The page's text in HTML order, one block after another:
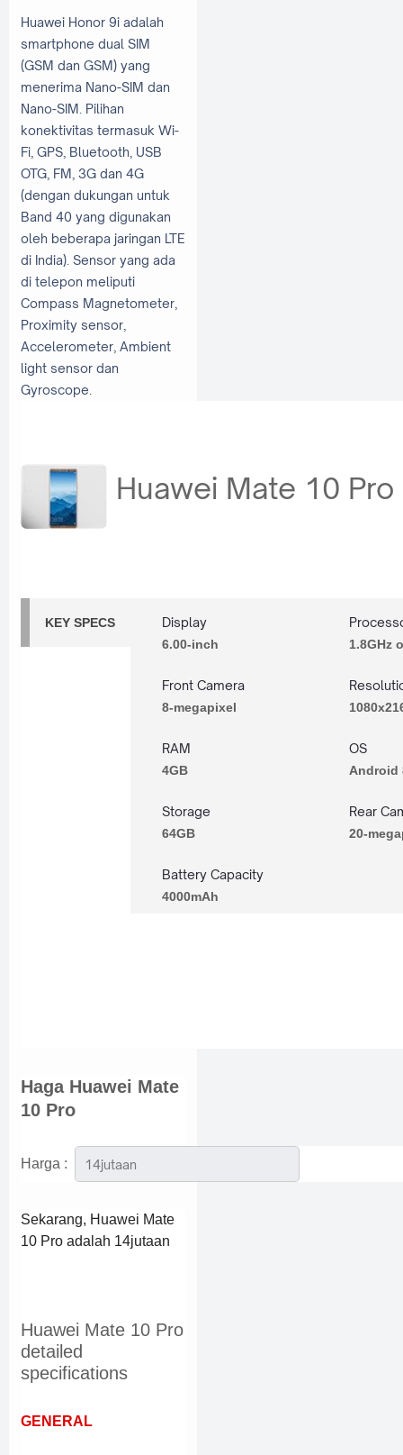
Huawei Honor 9i adalah
smartphone dual SIM
(GSM dan GSM) yang
menerima Nano-SIM dan
Nano-SIM. Pilihan
konektivitas termasuk Wi-
Fi, GPS, Bluetooth, USB
OTG, FM, 3G dan 4G
(dengan dukungan untuk
Band 40 yang digunakan
oleh beberapa jaringan LTE
di India). Sensor yang ada
di telepon meliputi
Compass Magnetometer,
Proximity sensor,
Accelerometer, Ambient
light sensor dan
Gyroscope.
Huawei Mate 10 Pro
KEY SPECS Display
6.00-inch 1.8GHz
Front Camera
8-megapixel
RAM
4GB
OS
Android
Storage
64GB
Rear
20-
Battery Capacity
4000mAh
Haga Huawei Mate
10 Pro
Harga :
Sekarang, Huawei Mate
10 Pro adalah 14jutaan
Huawei Mate 10 Pro
detailed
specifications
GENERAL